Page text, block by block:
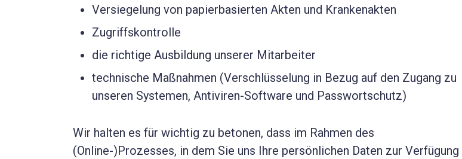
Versiegelung von papierbasierten Akten und Krankenakten
Zugriffskontrolle
die richtige Ausbildung unserer Mitarbeiter
technische Maßnahmen (Verschlüsselung in Bezug auf den Zugang zu
unseren Systemen, Antiviren-Software und Passwortschutz)
Wir halten es für wichtig zu betonen, dass im Rahmen des
(Online-)Prozesses, in dem Sie uns Ihre persönlichen Daten zur Verfügung